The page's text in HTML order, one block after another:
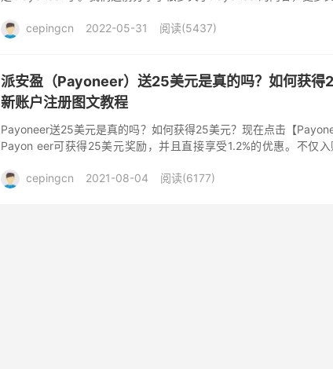
cepingcn
2022-05-31 阅读(5437)
派安盈（Payoneer）送25美元是真的吗？如何获得
新账户注册图文教程
Payoneer送25美元是真的吗？如何获得25美元？现在点击【
Payon eer可获得25美元奖励，并且直接享受1.2%的优惠。不仅
cepingcn
2021-08-04 阅读(6177)